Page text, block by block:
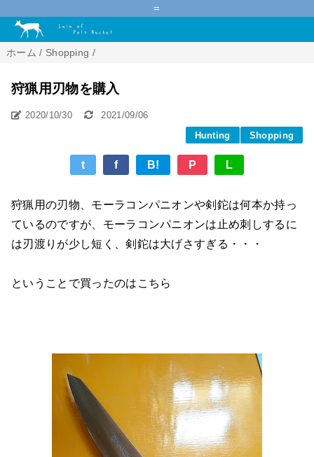
=
ホーム / Shopping /
狩猟用刃物を購入
2020/10/30
2021/09/06
Hunting
Shopping
t f B! P L
狩猟用の刃物、モーラコンパニオンや剣鉈は何本か持っ
ているのですが、モーラコンパニオンは止め刺しするに
は刃渡りが少し短く、剣鉈は大げさすぎる・・・
ということで買ったのはこちら